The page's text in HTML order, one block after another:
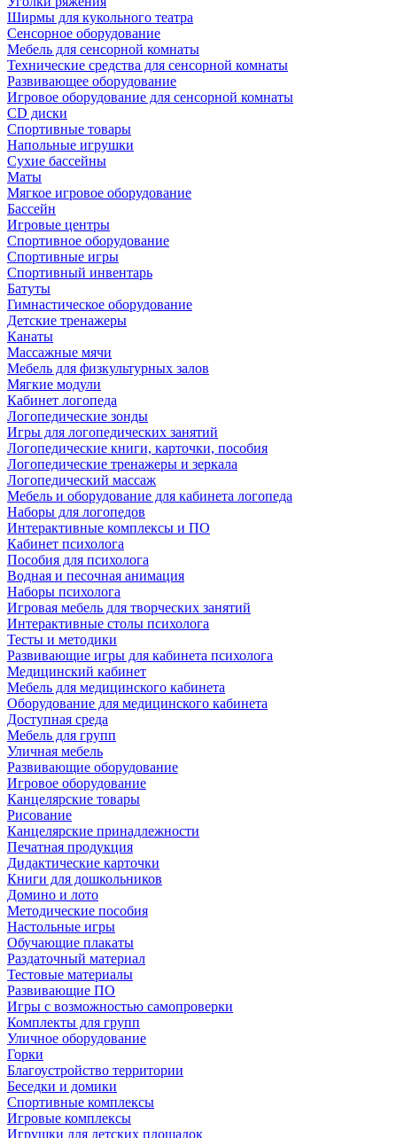
Ширмы для кукольного театра
Сенсорное оборудование
Мебель для сенсорной комнаты
Технические средства для сенсорной комнаты
Развивающее оборудование
Игровое оборудование для сенсорной комнаты
CD диски
Спортивные товары
Напольные игрушки
Сухие бассейны
Маты
Мягкое игровое оборудование
Бассейн
Игровые центры
Спортивное оборудование
Спортивные игры
Спортивный инвентарь
Батуты
Гимнастическое оборудование
Детские тренажеры
Канаты
Массажные мячи
Мебель для физкультурных залов
Мягкие модули
Кабинет логопеда
Логопедические зонды
Игры для логопедических занятий
Логопедические книги, карточки, пособия
Логопедические тренажеры и зеркала
Логопедический массаж
Мебель и оборудование для кабинета логопеда
Наборы для логопедов
Интерактивные комплексы и ПО
Кабинет психолога
Пособия для психолога
Водная и песочная анимация
Наборы психолога
Игровая мебель для творческих занятий
Интерактивные столы психолога
Тесты и методики
Развивающие игры для кабинета психолога
Медицинский кабинет
Мебель для медицинского кабинета
Оборудование для медицинского кабинета
Доступная среда
Мебель для групп
Уличная мебель
Развивающие оборудование
Игровое оборудование
Канцелярские товары
Рисование
Канцелярские принадлежности
Печатная продукция
Дидактические карточки
Книги для дошкольников
Домино и лото
Методические пособия
Настольные игры
Обучающие плакаты
Раздаточный материал
Тестовые материалы
Развивающие ПО
Игры с возможностью самопроверки
Комплекты для групп
Уличное оборудование
Горки
Благоустройство территории
Беседки и домики
Спортивные комплексы
Игровые комплексы
Игрушки для детских площадок